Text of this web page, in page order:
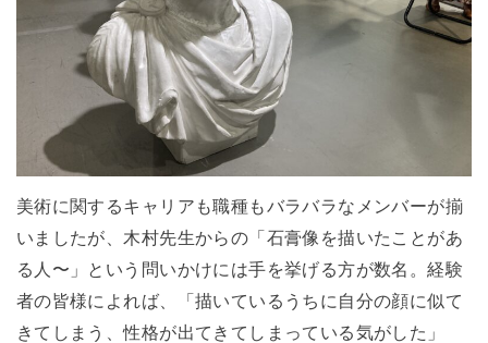
美術に関するキャリアも職種もバラバラなメンバーが揃
いましたが、木村先生からの「石膏像を描いたことがあ
る人〜」という問いかけには手を挙げる方が数名。経験
者の皆様によれば、「描いているうちに自分の顔に似て
きてしまう、性格が出てきてしまっている気がした」